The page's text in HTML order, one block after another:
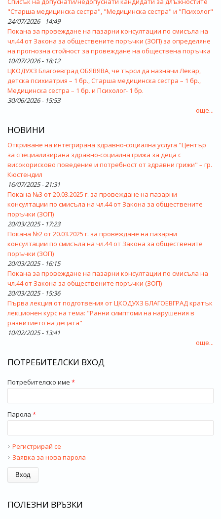
"Старша медицинска сестра", "Медицинска сестра" и "Психолог"
24/07/2026 - 14:49
Покана за провеждане на пазарни консултации по смисъла на
чл.44 от Закона за обществените поръчки (ЗОП) за определяне
на прогнозна стойност за провеждане на обществена поръчка
10/07/2026 - 18:12
ЦКОДУХЗ Благоевград ОБЯВЯВА, че търси да назначи Лекар,
детска психиатрия – 1 бр., Старша медицинска сестра – 1 бр.,
Медицинска сестра – 1 бр. и Психолог- 1 бр.
30/06/2026 - 15:53
още...
НОВИНИ
Откриване на интегрирана здравно-социална услуга "Център
за специализирана здравно-социална грижа за деца с
високорисково поведение и потребност от здравни грижи" – гр.
Кюстендил
16/07/2025 - 21:31
Покана №3 от 20.03.2025 г. за провеждане на пазарни
консултации по смисъла на чл.44 от Закона за обществените
поръчки (ЗОП)
20/03/2025 - 17:23
Покана №2 от 20.03.2025 г. за провеждане на пазарни
консултации по смисъла на чл.44 от Закона за обществените
поръчки (ЗОП)
20/03/2025 - 16:15
Покана за провеждане на пазарни консултации по смисъла на
чл.44 от Закона за обществените поръчки (ЗОП)
20/03/2025 - 15:36
Първа лекция от подготвения от ЦКОДУХЗ БЛАГОЕВГРАД кратък
лекционен курс на тема: "Ранни симптоми на нарушения в
развитието на децата"
10/02/2025 - 13:41
още...
ПОТРЕБИТЕЛСКИ ВХОД
Потребителско име *
Парола *
Регистрирай се
Заявка за нова парола
ПОЛЕЗНИ ВРЪЗКИ